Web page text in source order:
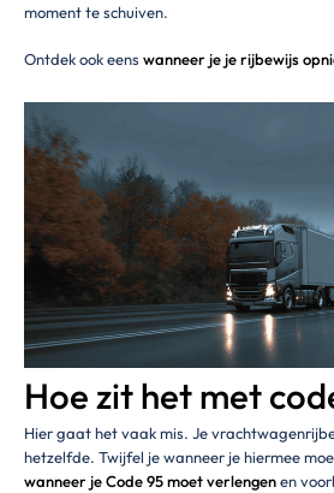
moment te schuiven.
Ontdek ook eens wanneer je je rijbewijs
Hoe zit het met
Hier gaat het vaak mis. Je
hetzelfde. Twijfel je wanneer je hiermee
wanneer je Code 95 moet verlengenen